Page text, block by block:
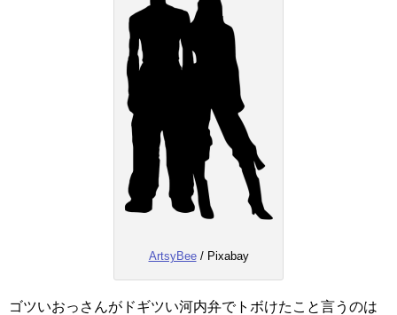
ArtsyBee/ Pixabay
ゴツいおっさんがドギツい河内弁でトボけたこと言うのは